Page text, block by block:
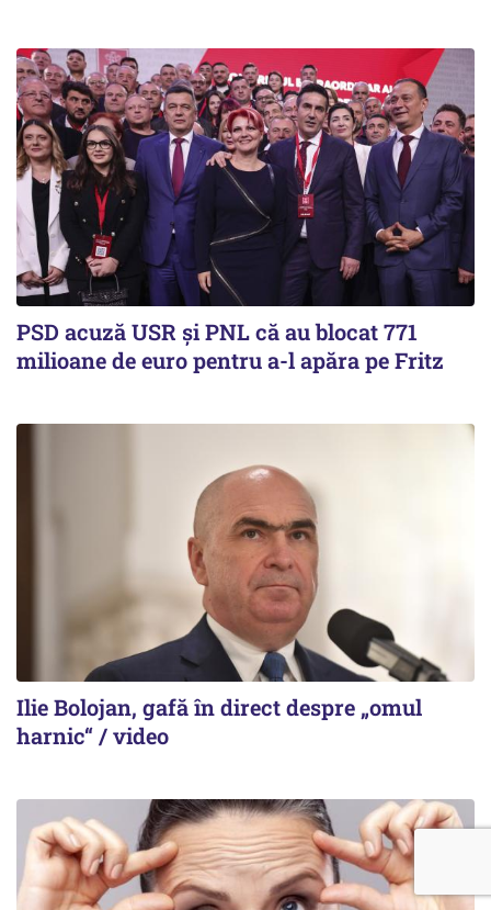
PSD acuză USR și PNL că au blocat 771
milioane de euro pentru a-l apăra pe Fritz
Ilie Bolojan, gafă în direct despre „omul
harnic“ / video